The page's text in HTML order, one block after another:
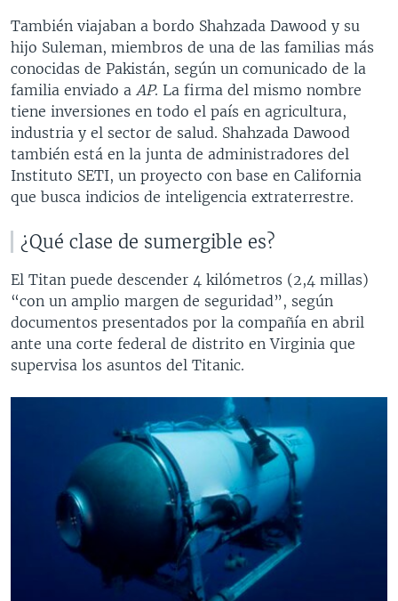
También viajaban a bordo Shahzada Dawood y su
hijo Suleman, miembros de una de las familias más
conocidas de Pakistán, según un comunicado de la
familia enviado a AP. La firma del mismo nombre
tiene inversiones en todo el país en agricultura,
industria y el sector de salud. Shahzada Dawood
también está en la junta de administradores del
Instituto SETI, un proyecto con base en California
que busca indicios de inteligencia extraterrestre.
¿Qué clase de sumergible es?
El Titan puede descender 4 kilómetros (2,4 millas)
“con un amplio margen de seguridad”, según
documentos presentados por la compañía en abril
ante una corte federal de distrito en Virginia que
supervisa los asuntos del Titanic.